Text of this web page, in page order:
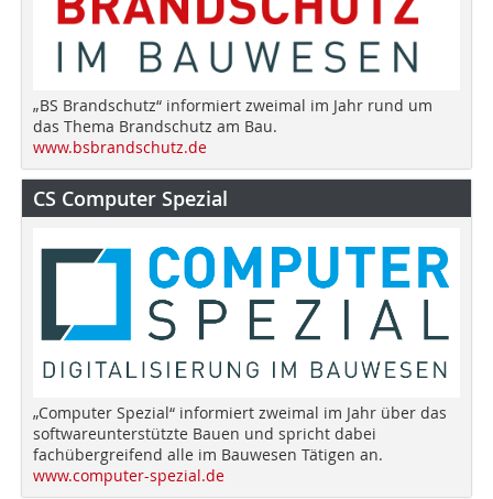
„BS Brandschutz“ informiert zweimal im Jahr rund um
das Thema Brandschutz am Bau.
www.bsbrandschutz.de
CS Computer Spezial
„Computer Spezial“ informiert zweimal im Jahr über das
softwareunterstützte Bauen und spricht dabei
fachübergreifend alle im Bauwesen Tätigen an.
www.computer-spezial.de